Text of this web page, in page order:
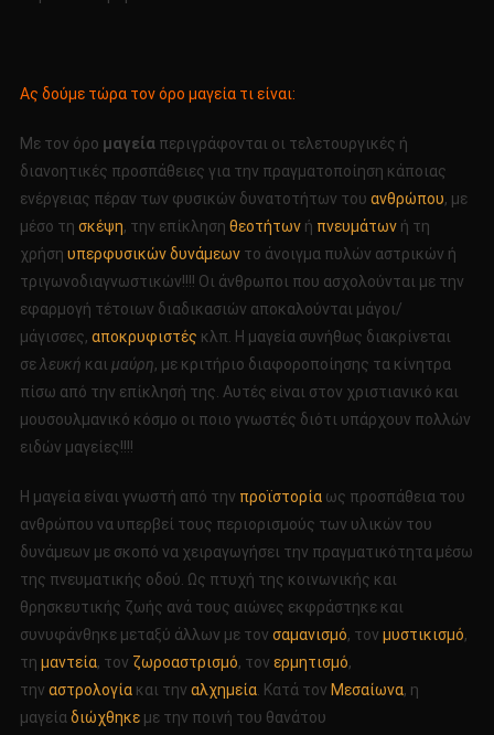
Ας δούμε τώρα τον όρο μαγεία τι είναι:
Με τον όρο μαγείαπεριγράφονται οι τελετουργικές ή
διανοητικές προσπάθειες για την πραγματοποίηση κάποιας
ενέργειας πέραν των φυσικών δυνατοτήτων του ανθρώπου, με
μέσο τη σκέψη, την επίκληση θεοτήτωνή πνευμάτωνή τη
χρήση υπερφυσικών δυνάμεωντο άνοιγμα πυλών αστρικών ή
τριγωνοδιαγνωστικών!!!! Οι άνθρωποι που ασχολούνται με την
εφαρμογή τέτοιων διαδικασιών αποκαλούνται μάγοι/
μάγισσες, αποκρυφιστές κλπ. Η μαγεία συνήθως διακρίνεται
σελευκή και μαύρη, με κριτήριο διαφοροποίησης τα κίνητρα
πίσω από την επίκλησή της. Αυτές είναι στον χριστιανικό και
μουσουλμανικό κόσμο οι ποιο γνωστές διότι υπάρχουν πολλών
ειδών μαγείες!!!!
Η μαγεία είναι γνωστή από την προϊστορίαως προσπάθεια του
ανθρώπου να υπερβεί τους περιορισμούς των υλικών του
δυνάμεων με σκοπό να χειραγωγήσει την πραγματικότητα μέσω
της πνευματικής οδού. Ως πτυχή της κοινωνικής και
θρησκευτικής ζωής ανά τους αιώνες εκφράστηκε και
συνυφάνθηκε μεταξύ άλλων με τον σαμανισμό, τον μυστικισμό,
τη μαντεία, τον ζωροαστρισμό, τον ερμητισμό,
την αστρολογίακαι την αλχημεία. Κατά τον Μεσαίωνα, η
μαγεία διώχθηκεμε την ποινή του θανάτου